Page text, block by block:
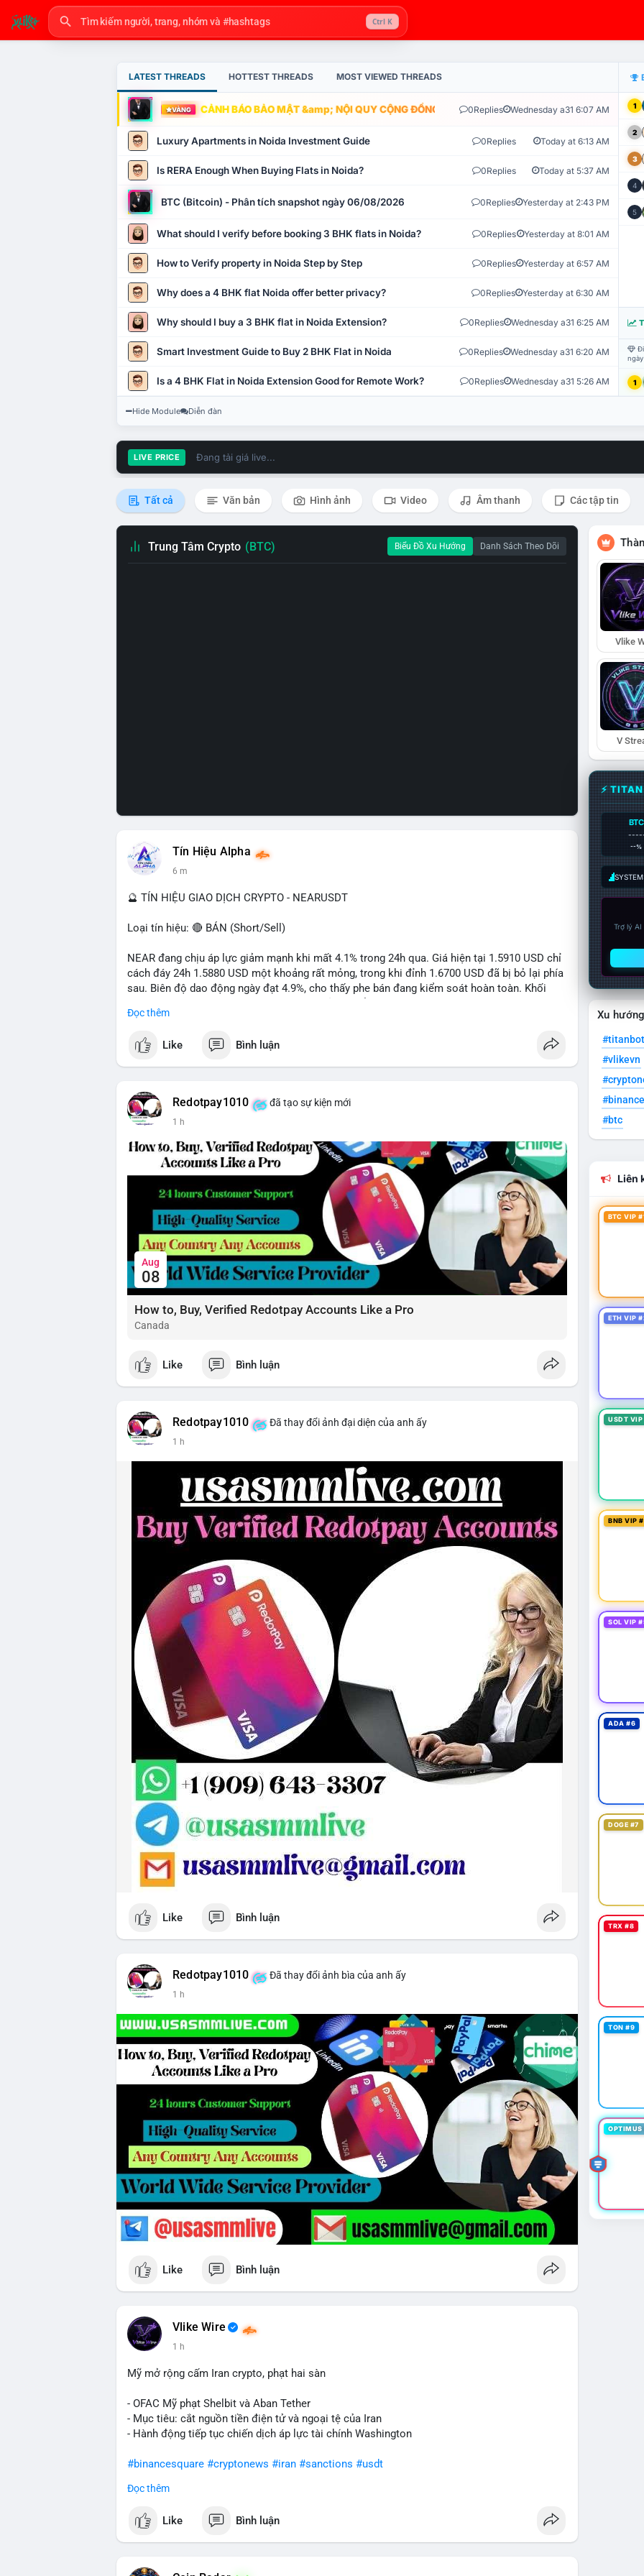
Ctrl K
LATEST THREADS HOTTEST THREADS MOST VIEWED THREADS
VÀNG CẢNH BÁO BẢO MẬT &amp; NỘI QUY CỘNG ĐỒNG VLIKE.VN: HỆ THỐNG GIÁM SÁT TỰ
0Replies Wednesday a31 6:07 AM
Luxury Apartments in Noida Investment Guide 0Replies Today at 6:13 AM
Is RERA Enough When Buying Flats in Noida? 0Replies Today at 5:37 AM
BTC (Bitcoin) - Phân tích snapshot ngày 06/08/2026 0Replies Yesterday at 2:43 PM
What should I verify before booking 3 BHK flats in Noida? 0Replies Yesterday at 8:01 AM
How to Verify property in Noida Step by Step 0Replies Yesterday at 6:57 AM
Why does a 4 BHK flat Noida offer better privacy? 0Replies Yesterday at 6:30 AM
Why should I buy a 3 BHK flat in Noida Extension? 0Replies Wednesday a31 6:25 AM
Smart Investment Guide to Buy 2 BHK Flat in Noida 0Replies Wednesday a31 6:20 AM
Is a 4 BHK Flat in Noida Extension Good for Remote Work? 0Replies Wednesday a31 5:26 AM
1
2
3
4
5
1
Hide Module Diễn đàn
LIVE PRICE Đang tải giá live...
Tất cả Văn bản Hình ảnh Video Âm thanh Các tập tin
Trung Tâm Crypto (BTC) Biểu Đồ Xu Hướng Danh Sách Theo Dõi
Tín Hiệu Alpha
6 m
🔮 TÍN HIỆU GIAO DỊCH CRYPTO - NEARUSDT
Loại tín hiệu: 🔴 BÁN (Short/Sell)
NEAR đang chịu áp lực giảm mạnh khi mất 4.1% trong 24h qua. Giá hiện tại 1.5910 USD chỉ
cách đáy 24h 1.5880 USD một khoảng rất mỏng, trong khi đỉnh 1.6700 USD đã bị bỏ lại phía
sau. Biên độ dao động ngày đạt 4.9%, cho thấy phe bán đang kiểm soát hoàn toàn. Khối
đang tiếp diễn.
Khuyến nghị giao dịch:
- Vùng Entry: 1.5910 - 1.5980
- Cắt lỗ (Stop Loss - SL): 1.6100
Quản trị vốn chặt chẽ, chỉ vào lệnh với rủi ro tối đa 1-2% tài khoản cho mỗi vị thế.
#shortnear #near1.59#bearishnear #selllimit #vlikenear
Đọc thêm
Like Bình luận
Redotpay1010 đã tạo sự kiện mới
1 h
Aug
08
How to, Buy, Verified Redotpay Accounts Like a Pro
Canada
Like Bình luận
Redotpay1010 Đã thay đổi ảnh đại diện của anh ấy
1 h
Like Bình luận
Redotpay1010 Đã thay đổi ảnh bìa của anh ấy
1 h
Like Bình luận
Vlike Wire
1 h
Mỹ mở rộng cấm Iran crypto, phạt hai sàn
- OFAC Mỹ phạt Shelbit và Aban Tether
- Mục tiêu: cắt nguồn tiền điện tử và ngoại tệ của Iran
- Hành động tiếp tục chiến dịch áp lực tài chính Washington
#binancesquare #cryptonews #iran #sanctions #usdt
$usdt
#vlikevn #titanbot
Đọc thêm
Like Bình luận
Vlike
V
⚡
BTC
--%
Trợ lý
Xu
#titanbot
#vlikevn
#btc
Liên
BTC VIP
ETH VIP
USDT
BNB VIP
SOL VIP
ADA #6
DOGE #7
TRX #8
TON #9
OPTIMUS